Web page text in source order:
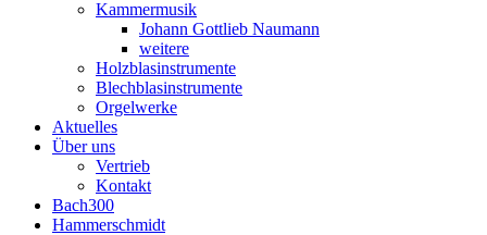
Kammermusik
Johann Gottlieb Naumann
weitere
Holzblasinstrumente
Blechblasinstrumente
Orgelwerke
Aktuelles
Über uns
Vertrieb
Kontakt
Bach300
Hammerschmidt